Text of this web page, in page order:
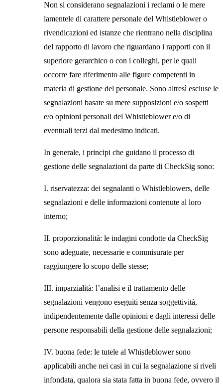
Non si considerano segnalazioni i reclami o le mere
lamentele di carattere personale del Whistleblower o
rivendicazioni ed istanze che rientrano nella disciplina
del rapporto di lavoro che riguardano i rapporti con il
superiore gerarchico o con i colleghi, per le quali
occorre fare riferimento alle figure competenti in
materia di gestione del personale. Sono altresì escluse le
segnalazioni basate su mere supposizioni e/o sospetti
e/o opinioni personali del Whistleblower e/o di
eventuali terzi dal medesimo indicati.
In generale, i principi che guidano il processo di
gestione delle segnalazioni da parte di CheckSig sono:
I. riservatezza: dei segnalanti o Whistleblowers, delle
segnalazioni e delle informazioni contenute al loro
interno;
II. proporzionalità: le indagini condotte da CheckSig
sono adeguate, necessarie e commisurate per
raggiungere lo scopo delle stesse;
III. imparzialità: l’analisi e il trattamento delle
segnalazioni vengono eseguiti senza soggettività,
indipendentemente dalle opinioni e dagli interessi delle
persone responsabili della gestione delle segnalazioni;
IV. buona fede: le tutele al Whistleblower sono
applicabili anche nei casi in cui la segnalazione si riveli
infondata, qualora sia stata fatta in buona fede, ovvero il